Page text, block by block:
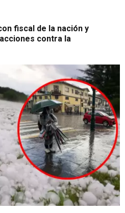
fiscal de la nación y
contra la